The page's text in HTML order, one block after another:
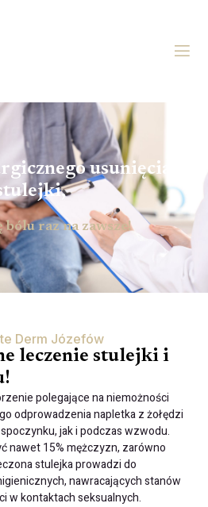
usunięcia
bólu raz na zawsze!
Derm Józefów
leczenie stulejki i
polegające na niemożności
odprowadzenia napletka z żołędzi
jak i podczas wzwodu.
nawet 15% mężczyzn, zarówno
stulejka prowadzi do
nawracających stanów
w kontaktach seksualnych.